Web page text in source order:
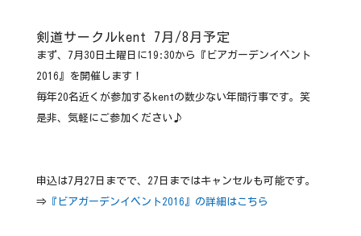
剣道サークルkent 7月/8月予定
まず、7月30日土曜日に19:30から『ビアガーデンイベント
2016』を開催します！
毎年20名近くが参加するkentの数少ない年間行事です。笑
是非、気軽にご参加ください♪
申込は7月27日までで、27日まではキャンセルも可能です。
⇒『ビアガーデンイベント2016』の詳細はこちら